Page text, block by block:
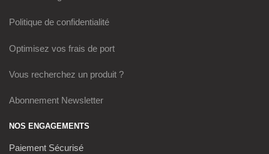
Politique de confidentialité
Optimisez vos frais de port
Vous recherchez un produit ?
Abonnement Newsletter
NOS ENGAGEMENTS
Paiement Sécurisé